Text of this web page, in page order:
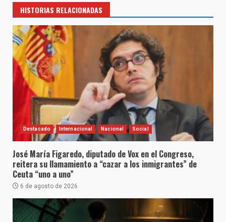
HISTORIAS RELACIONADAS
Destacado Internacional Nacional Social
José María Figaredo, diputado de Vox en el Congreso,
reitera su llamamiento a “cazar a los inmigrantes” de
Ceuta “uno a uno”
6 de agosto de 2026